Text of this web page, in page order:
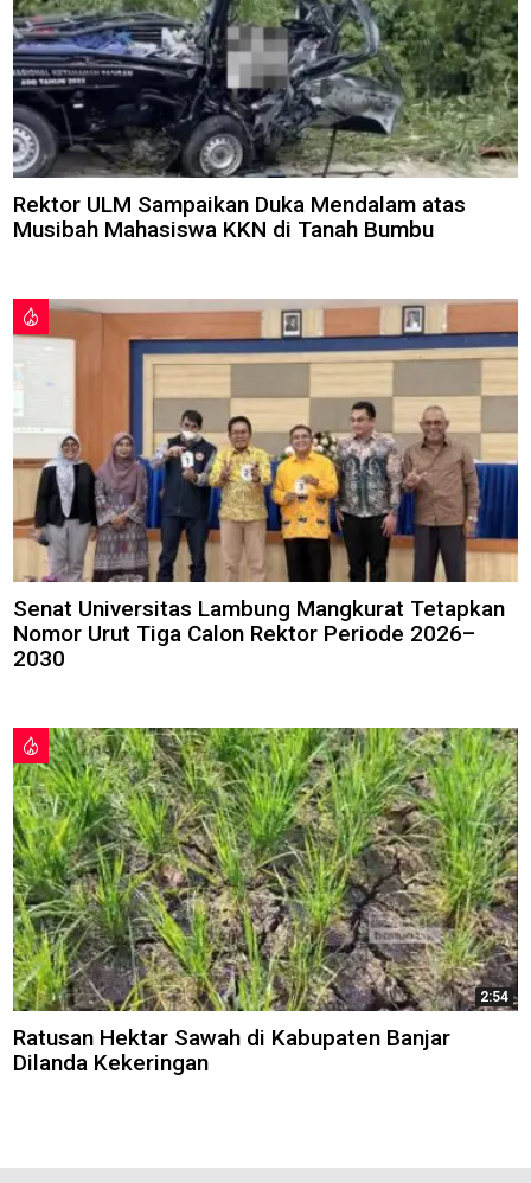
Rektor ULM Sampaikan Duka Mendalam atas
Musibah Mahasiswa KKN di Tanah Bumbu
Senat Universitas Lambung Mangkurat Tetapkan
Nomor Urut Tiga Calon Rektor Periode 2026–
2030
2:54
Ratusan Hektar Sawah di Kabupaten Banjar
Dilanda Kekeringan